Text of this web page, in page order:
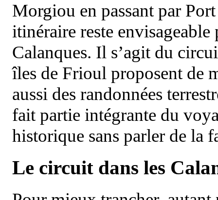
Morgiou en passant par
itinéraire reste
Calanques. Il s’agit du
îles de Frioul proposent de
aussi des randonnées
fait partie intégrante du
historique sans parler de la
Le circuit dans les